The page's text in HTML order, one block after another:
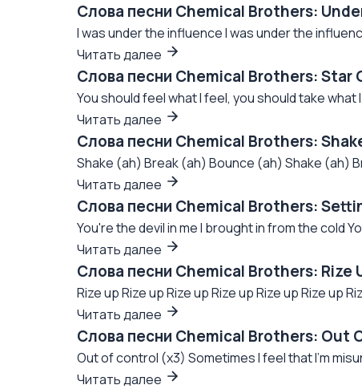
Слова песни Chemical Brothers:
I was under the influence I was under the
Читать далее
Слова песни Chemical Brothers: Star
You should feel what I feel, you should take
Читать далее
Слова песни Chemical Brothers:
Shake (ah) Break (ah) Bounce (ah) Shake (ah)
Читать далее
Слова песни Chemical Brothers:
You're the devil in me I brought in from the cold
Читать далее
Слова песни Chemical Brothers: Rize
Rize up Rize up Rize up Rize up Rize up Rize up
Читать далее
Слова песни Chemical Brothers: Out
Out of control (x3) Sometimes I feel that I'm
Читать далее